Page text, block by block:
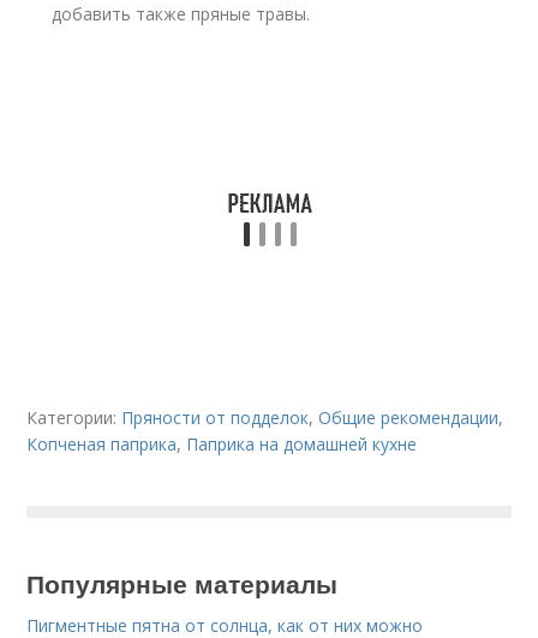
добавить также пряные травы.
Категории: Пряности от подделок,Общие рекомендации,
Копченая паприка, Паприка на домашней кухне
Популярные материалы
Пигментные пятна от солнца, как от них можно